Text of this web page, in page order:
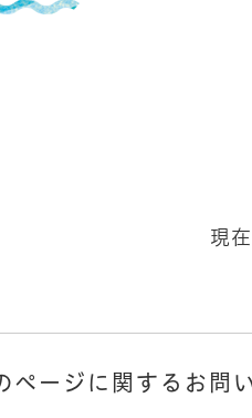
現
ページに関するお問